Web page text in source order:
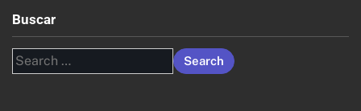
Buscar
Search
for: